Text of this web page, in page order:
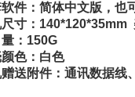
件：简体中文版，也
尺寸：140*120*35mm
：150G
色：白色
赠送附件：通讯数据线